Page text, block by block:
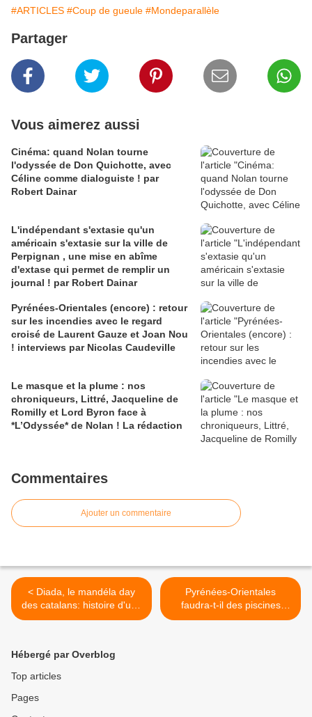
#ARTICLES #Coup de gueule #Mondeparallèle
Partager
Vous aimerez aussi
Cinéma: quand Nolan tourne
l'odyssée de Don Quichotte, avec
Céline comme dialoguiste ! par
Robert Dainar
L'indépendant s'extasie qu'un
américain s'extasie sur la ville de
Perpignan , une mise en abîme
d'extase qui permet de remplir un
journal ! par Robert Dainar
Pyrénées-Orientales (encore) : retour
sur les incendies avec le regard
croisé de Laurent Gauze et Joan Nou
! interviews par Nicolas Caudeville
Le masque et la plume : nos
chroniqueurs, Littré, Jacqueline de
Romilly et Lord Byron face à
*L’Odyssée* de Nolan ! La rédaction
Commentaires
Ajouter un commentaire
< Diada, le mandéla day
des catalans: histoire d'une
identité 2 regards Esteve
Caudeville
Pyrénées-Orientales
faudra-t-il des piscines
d'eau de mer pour
Hébergé par Overblog
Top articles
Pages